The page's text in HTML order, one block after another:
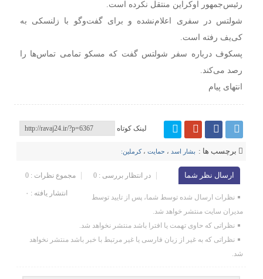
رئیس‌جمهور اوکراین منتقل نکرده است.
شولتس در سفری اعلام‌نشده و برای گفت‌وگو با زلنسکی به
کی‌یف رفته است.
پسکوف درباره سفر شولتس گفت که مسکو تمامی تماس‌ها را
رصد می‌کند.
انتهای پیام
لینک کوتاه
برچسب ها : بشار اسد ، حمایت ،کرملین:
ارسال نظر شما مجموع نظرات : 0 در انتظار بررسی : 0
انتشار یافته : ۰
نظرات ارسال شده توسط شما، پس از تایید توسط
مدیران سایت منتشر خواهد شد.
نظراتی که حاوی تهمت یا افترا باشد منتشر نخواهد شد.
نظراتی که به غیر از زبان فارسی یا غیر مرتبط با خبر باشد منتشر نخواهد
شد.